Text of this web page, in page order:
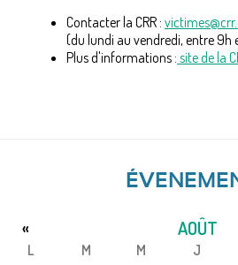
Contacter la CRR :
(du lundi au vendredi, entre 9h
Plus d'informations : site de la
AOÛT
«
L M M J